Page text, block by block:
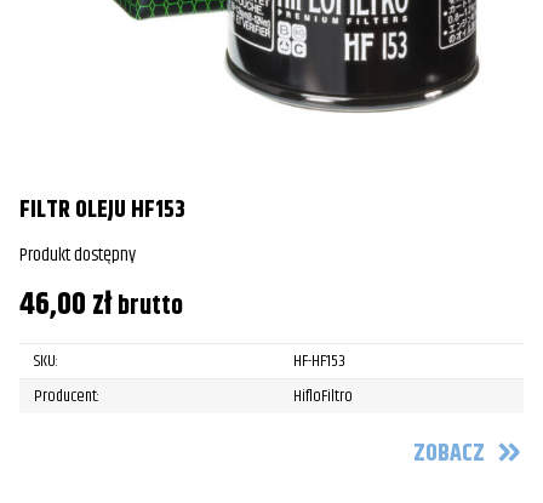
FILTR OLEJU HF153
Produkt dostępny
46,00złbrutto
SKU:
HF-HF153
Producent:
HifloFiltro
ZOBACZ